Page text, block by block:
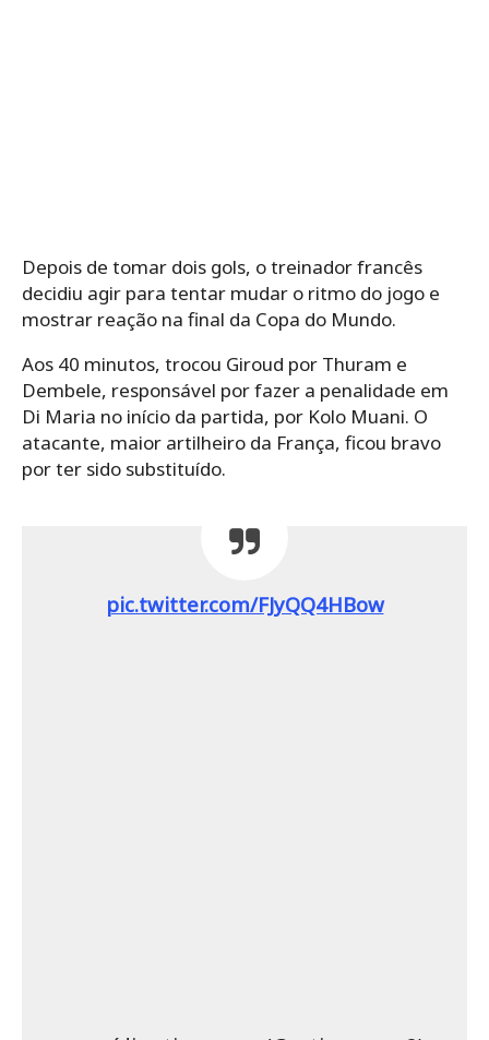
Depois de tomar dois gols, o treinador francês
decidiu agir para tentar mudar o ritmo do jogo e
mostrar reação na final da Copa do Mundo.
Aos 40 minutos, trocou Giroud por Thuram e
Dembele, responsável por fazer a penalidade em
Di Maria no início da partida, por Kolo Muani. O
atacante, maior artilheiro da França, ficou bravo
por ter sido substituído.
pic.twitter.com/FJyQQ4HBow